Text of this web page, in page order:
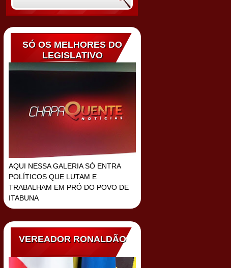
SÓ OS MELHORES DO
LEGISLATIVO
AQUI NESSA GALERIA SÓ ENTRA
POLÍTICOS QUE LUTAM E
TRABALHAM EM PRÓ DO POVO DE
ITABUNA
VEREADOR RONALDÃO